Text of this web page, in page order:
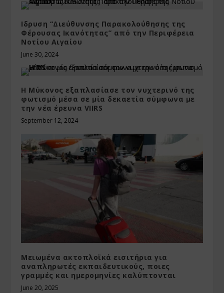
Ιδρυση “Διεύθυνσης Παρακολούθησης της
Φέρουσας Ικανότητας” από την Περιφέρεια
Νοτίου Αιγαίου
June 30, 2024
H Μύκονος εξαπλασίασε τον νυχτερινό της
φωτισμό μέσα σε μία δεκαετία σύμφωνα με
την νέα έρευνα VIIRS
September 12, 2024
Μειωμένα ακτοπλοϊκά εισιτήρια για
αναπληρωτές εκπαιδευτικούς, ποιες
γραμμές και ημερομηνίες καλύπτονται
June 20, 2025